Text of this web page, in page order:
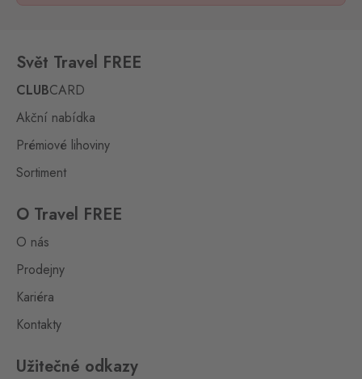
Svět Travel FREE
CLUBCARD
Akční nabídka
Prémiové lihoviny
Sortiment
O Travel FREE
O nás
Prodejny
Kariéra
Kontakty
Užitečné odkazy